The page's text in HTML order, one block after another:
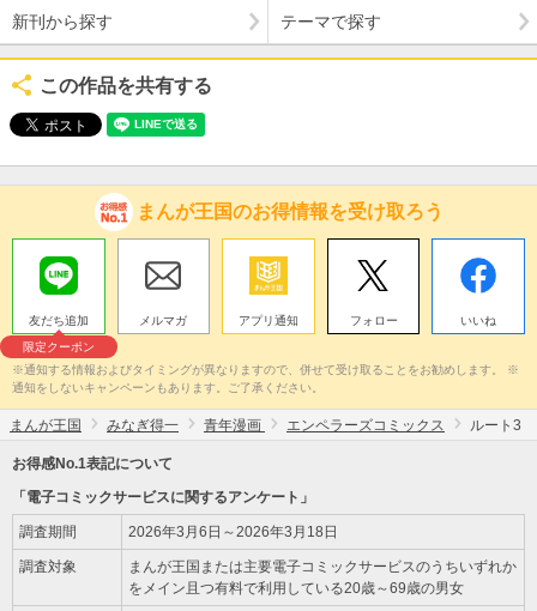
新刊から探す テーマで探す
この作品を共有する
まんが王国のお得情報を受け取ろう
友だち追加
限定クーポン
メルマガ アプリ通知 フォロー いいね
※通知する情報およびタイミングが異なりますので、併せて受け取ることをお勧めします。 ※
通知をしないキャンペーンもあります。ご了承ください。
まんが王国 みなぎ得一 青年漫画 エンペラーズコミックス ルート3
お得感No.1表記について
「電子コミックサービスに関するアンケート」
調査期間 2026年3月6日～2026年3月18日
調査対象
まんが王国または主要電子コミックサービスのうちいずれか
をメイン且つ有料で利用している20歳～69歳の男女